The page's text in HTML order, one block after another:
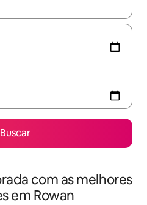
disponíveis, explore-os
Buscar
com as melhores
em Rowan